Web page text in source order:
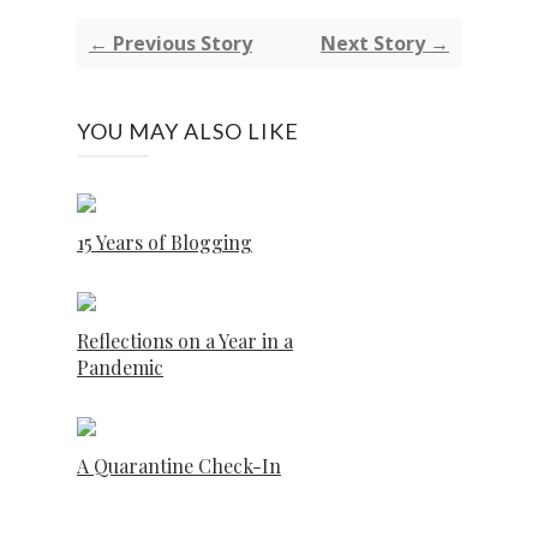
← Previous Story Next Story →
YOU MAY ALSO LIKE
15 Years of Blogging
Reflections on a Year in a
Pandemic
A Quarantine Check-In